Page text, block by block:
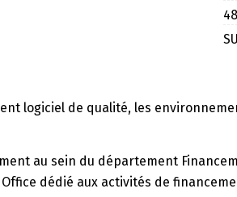
logiciel de qualité, les
au sein du département
dédié aux activités de